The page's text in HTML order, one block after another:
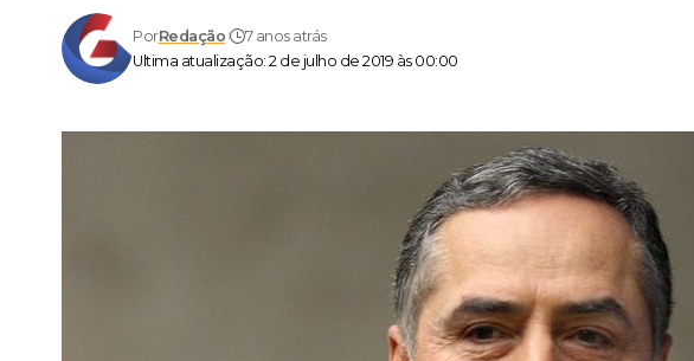
Ultima atualização: 2 de julho de 2019 às 00:00
PorRedação 7 anos atrás